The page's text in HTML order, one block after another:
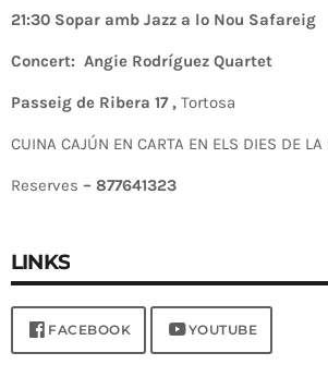
21:30 Sopar amb Jazz a lo Nou Safareig
Concert: Angie Rodríguez Quartet
Passeig de Ribera 17 , Tortosa
CUINA CAJÚN EN CARTA EN ELS DIES DE
Reserves – 877641323
LINKS
FACEBOOK YOUTUBE